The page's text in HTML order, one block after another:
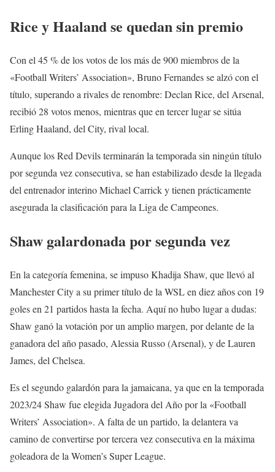
Rice y Haaland se quedan sin premio
Con el 45 % de los votos de los más de 900 miembros de la
«Football Writers’ Association», Bruno Fernandes se alzó con el
título, superando a rivales de renombre: Declan Rice, del Arsenal,
recibió 28 votos menos, mientras que en tercer lugar se sitúa
Erling Haaland, del City, rival local.
Aunque los Red Devils terminarán la temporada sin ningún título
por segunda vez consecutiva, se han estabilizado desde la llegada
del entrenador interino Michael Carrick y tienen prácticamente
asegurada la clasificación para la Liga de Campeones.
Shaw galardonada por segunda vez
En la categoría femenina, se impuso Khadija Shaw, que llevó al
Manchester City a su primer título de la WSL en diez años con 19
goles en 21 partidos hasta la fecha. Aquí no hubo lugar a dudas:
Shaw ganó la votación por un amplio margen, por delante de la
ganadora del año pasado, Alessia Russo (Arsenal), y de Lauren
James, del Chelsea.
Es el segundo galardón para la jamaicana, ya que en la temporada
2023/24 Shaw fue elegida Jugadora del Año por la «Football
Writers’ Association». A falta de un partido, la delantera va
camino de convertirse por tercera vez consecutiva en la máxima
goleadora de la Women’s Super League.